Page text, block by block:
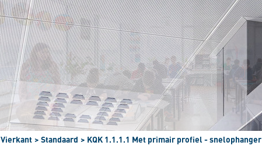
Vierkant > Standaard > KQK 1.1.1.1 Met primair profiel - snelophanger